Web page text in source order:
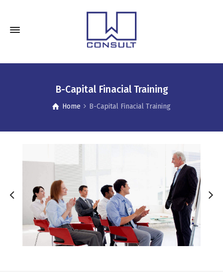
B-Capital Finacial Training
Home B-Capital Finacial Training